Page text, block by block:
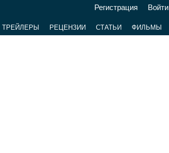
Регистрация Войти
ТРЕЙЛЕРЫ РЕЦЕНЗИИ СТАТЬИ ФИЛЬМЫ